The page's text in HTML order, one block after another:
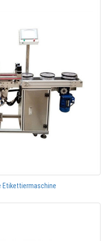
Etikettiermaschine